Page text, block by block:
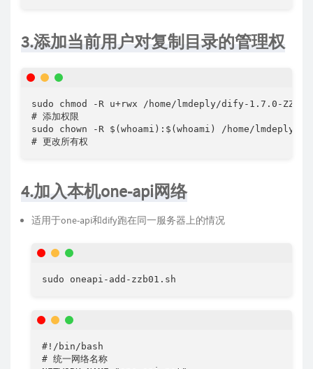
3.添加当前用户对复制目录的管理权
sudo chmod -R u+rwx /home/lmdeply/dify-1.7.0-ZZB
# 添加权限
sudo chown -R $(whoami):$(whoami) /home/lmdeply/
# 更改所有权
4.加入本机one-api网络
适用于one-api和dify跑在同一服务器上的情况
sudo oneapi-add-zzb01.sh
#!/bin/bash
# 统一网络名称